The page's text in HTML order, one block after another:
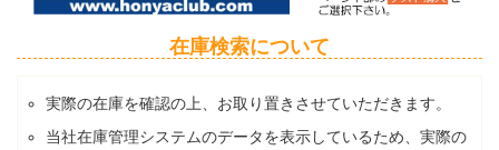
在庫検索について
実際の在庫を確認の上、お取り置きさせていただきます。
当社在庫管理システムのデータを表示しているため、実際の